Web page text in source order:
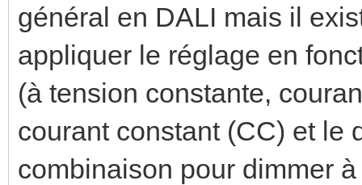
général en DALI mais il
appliquer le réglage en
(à tension constante,
courant constant (CC) et le
combinaison pour dimmer